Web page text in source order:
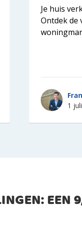
Je huis
Ontdek de
1
EEN